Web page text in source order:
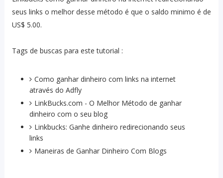
seus links o melhor desse método é que o saldo minimo é de
US$ 5.00.
Tags de buscas para este tutorial :
Como ganhar dinheiro com links na internet
através do Adfly
LinkBucks.com - O Melhor Método de ganhar
dinheiro com o seu blog
Linkbucks: Ganhe dinheiro redirecionando seus
links
Maneiras de Ganhar Dinheiro Com Blogs